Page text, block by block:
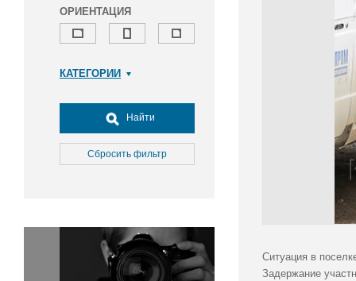
ОРИЕНТАЦИЯ
КАТЕГОРИИ
Досуг, туризм и отдых
Культура
Медицина
Окружающая среда
Политика
Правосудие
Найти
Сбросить фильтр
Ситуация в
Задержание